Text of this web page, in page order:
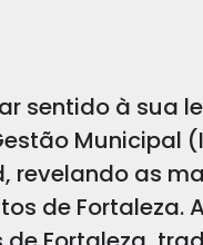
sentido à sua
Municipal
revelando as
de Fortaleza.